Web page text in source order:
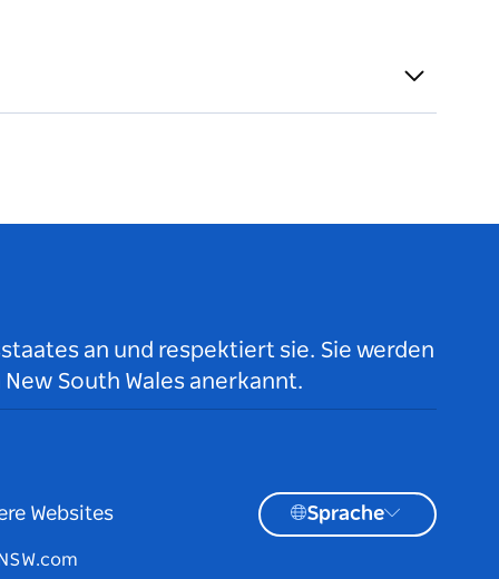
an und respektiert sie. Sie werden
South Wales anerkannt.
Websites Sprache